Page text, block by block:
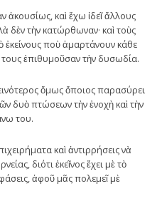
ἀκουσίως, καὶ ἔχω ἰδεῖ ἄλλους
δὲν τὴν κατώρθωναν· καὶ τοὺς
ποὺ ἁμαρτάνουν κάθε
ἐπιθυμοῦσαν τὴν δυσωδία.
ὅμως ὅποιος παρασύρει
δυὸ πτώσεων τὴν ἐνοχὴ καὶ τὴν
του.
καὶ ἀντιρρήσεις νὰ
διότι ἐκεῖνος ἔχει μὲ τὸ
ἀφοῦ μᾶς πολεμεῖ μὲ